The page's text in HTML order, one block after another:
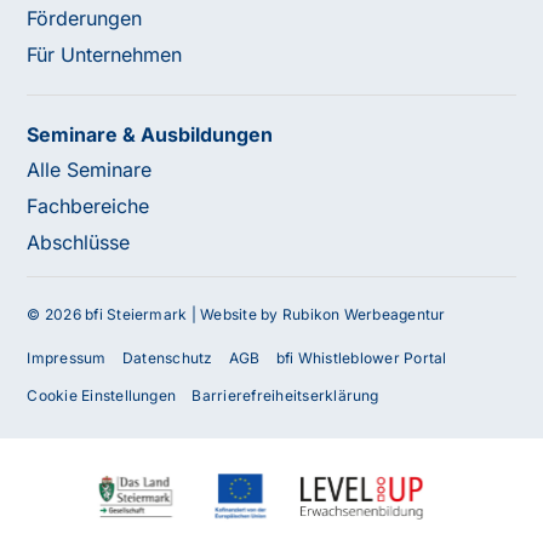
Förderungen
Für Unternehmen
Seminare & Ausbildungen
Alle Seminare
Fachbereiche
Abschlüsse
© 2026 bfi Steiermark |Website by Rubikon Werbeagentur
Impressum Datenschutz AGB bfi Whistleblower Portal
Cookie Einstellungen Barrierefreiheitserklärung